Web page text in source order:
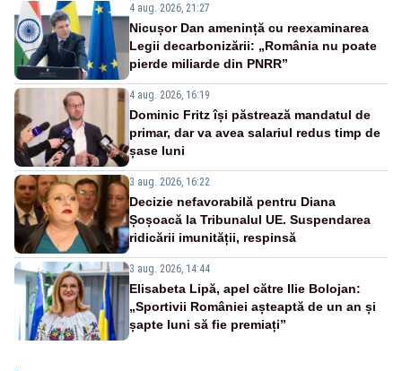
4 aug. 2026, 21:27
Nicușor Dan amenință cu reexaminarea
Legii decarbonizării: „România nu poate
pierde miliarde din PNRR”
4 aug. 2026, 16:19
Dominic Fritz își păstrează mandatul de
primar, dar va avea salariul redus timp de
șase luni
3 aug. 2026, 16:22
Decizie nefavorabilă pentru Diana
Șoșoacă la Tribunalul UE. Suspendarea
ridicării imunității, respinsă
3 aug. 2026, 14:44
Elisabeta Lipă, apel către Ilie Bolojan:
„Sportivii României așteaptă de un an și
șapte luni să fie premiați”